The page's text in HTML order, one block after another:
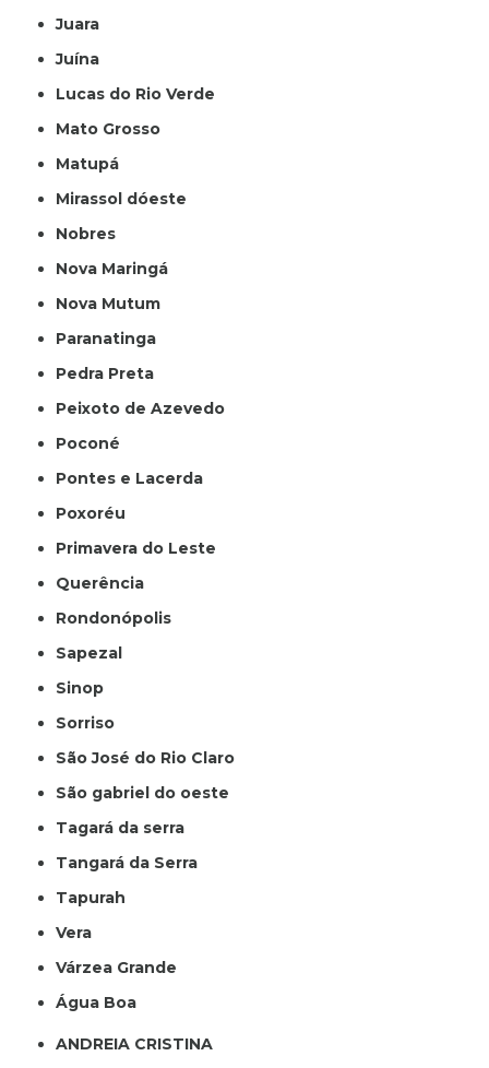
Juara
Juína
Lucas do Rio Verde
Mato Grosso
Matupá
Mirassol dóeste
Nobres
Nova Maringá
Nova Mutum
Paranatinga
Pedra Preta
Peixoto de Azevedo
Poconé
Pontes e Lacerda
Poxoréu
Primavera do Leste
Querência
Rondonópolis
Sapezal
Sinop
Sorriso
São José do Rio Claro
São gabriel do oeste
Tagará da serra
Tangará da Serra
Tapurah
Vera
Várzea Grande
Água Boa
ANDREIA CRISTINA